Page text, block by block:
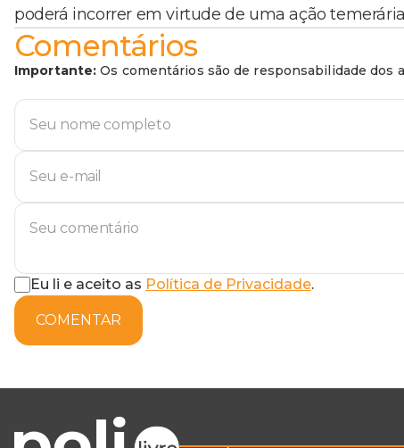
poderá incorrer em virtude de uma ação
Comentários
Importante: Os comentários são de responsabilidade
Eu li e aceito as Política de Privacidade.
COMENTAR